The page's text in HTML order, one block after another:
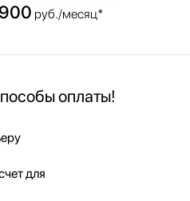
руб./месяц*
оплаты!
для